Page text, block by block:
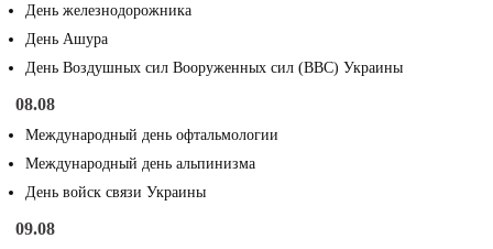
День железнодорожника
День Ашура
День Воздушных сил Вооруженных сил (ВВС) Украины
08.08
Международный день офтальмологии
Международный день альпинизма
День войск связи Украины
09.08